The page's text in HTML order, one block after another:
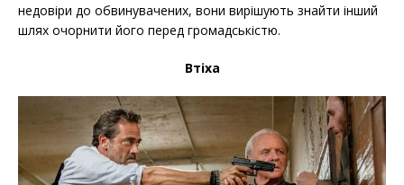
недовіри до обвинувачених, вони вирішують знайти інший
шлях очорнити його перед громадськістю.
Втіха